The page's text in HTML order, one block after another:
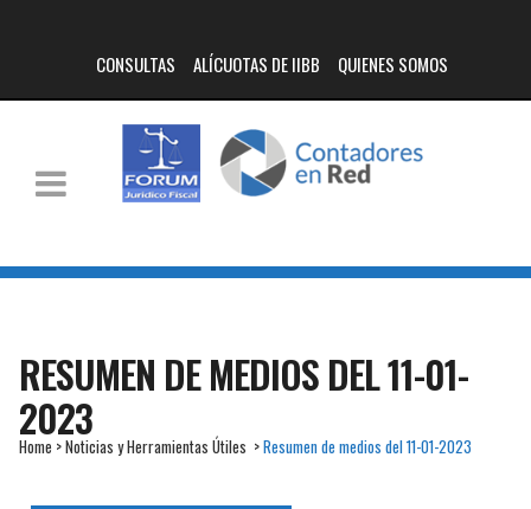
CONSULTAS ALÍCUOTAS DE IIBB QUIENES SOMOS
RESUMEN DE MEDIOS DEL 11-01-
2023
Home >Noticias y Herramientas Útiles >Resumen de medios del 11-01-2023